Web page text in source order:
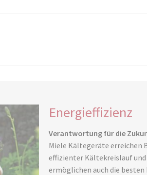
Energieffizienz
Verantwortung für die
Miele Kältegeräte erreichen
effizienter Kältekreislauf
ermöglichen auch die besten